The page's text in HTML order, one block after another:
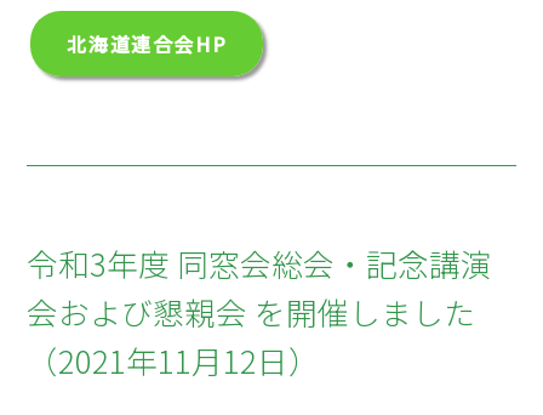
北海道連合会HP
令和3年度 同窓会総会・記念講演
会および懇親会 を開催しました
（2021年11月12日）